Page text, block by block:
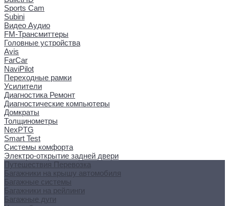
Sports Cam
Subini
Видео Аудио
FM-Трансмиттеры
Головные устройства
Avis
FarCar
NaviPilot
Переходные рамки
Усилители
Диагностика Ремонт
Диагностические компьютеры
Домкраты
Толщинометры
NexPTG
Smart Test
Системы комфорта
Электро-открытие задней двери
Путешествия Перевозка
Багажники на крышу автомобиля
Багажные системы
Багажники на рейлинги
Багажные дуги